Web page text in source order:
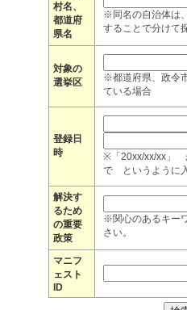
村名、
都道府
県名
※同名の自治体は
することで分けて
対象の
選挙区
※都道府県、政令
ている場合
登録日
時
※「20xx/xx/xx」
で というように
解決す
るため
の重要
政策
※関心のあるキー
さい。
マニフ
ェスト
ID